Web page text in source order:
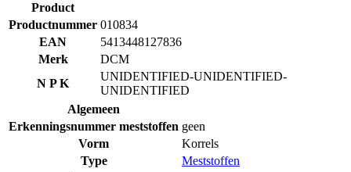
Product
Productnummer 010834
EAN
5413448127836
Merk
DCM
N P K
UNIDENTIFIED-UNIDENTIFIED-
UNIDENTIFIED
Algemeen
Erkenningsnummer meststoffen geen
Vorm
Korrels
Type
Meststoffen